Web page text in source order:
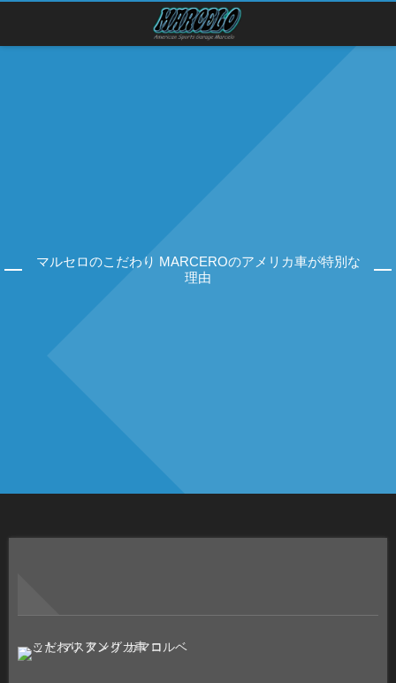
マルセロのこだわり MARCEROのアメリカ車が特別な
理由